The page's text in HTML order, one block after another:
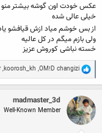
عکس خودت اون گوشه بیشتر منو
خیلی عالی شده
از بس خوشم میاد ازش قیافشو
ولی بازم میگم در کل عالیه
خسته نباشی کوروش عزیز
R
e
a
c
t
i
o
n
OM!D changizi
,
koorosh_kh
,
madmaster_3d
Well-Known Member